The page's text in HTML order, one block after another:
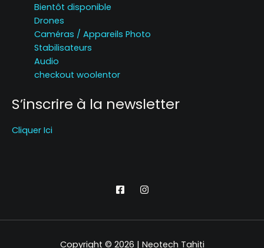
Bientôt disponible
Drones
Caméras / Appareils Photo
Stabilisateurs
Audio
checkout woolentor
S’inscrire à la newsletter
Cliquer Ici
Copyright © 2026 | Neotech Tahiti